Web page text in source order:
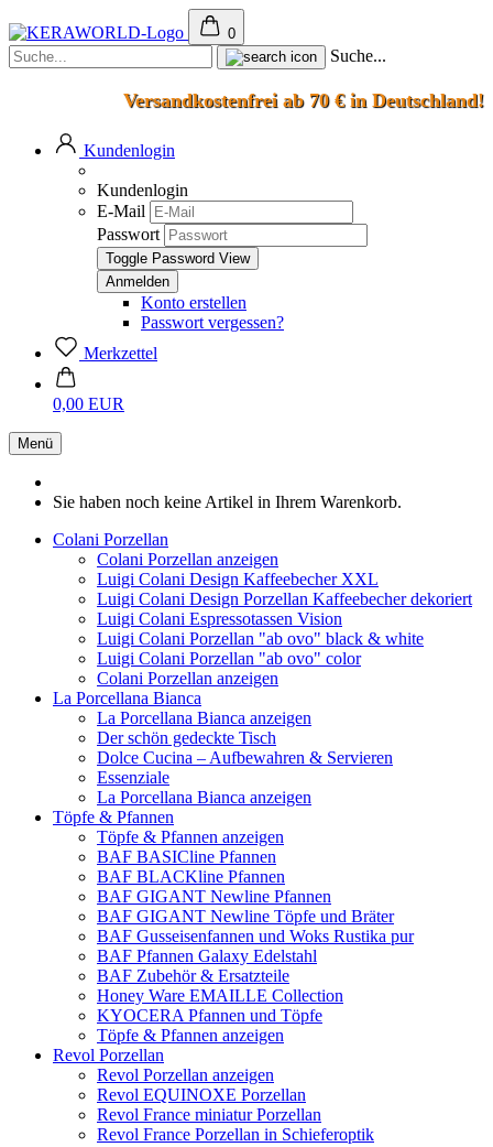
0
Suche...
Versandkostenfrei ab 70 € in Deutschland!
Kundenlogin
Kundenlogin
E-Mail
Passwort
Toggle Password View
Konto erstellen
Passwort vergessen?
Merkzettel
0,00 EUR
Menü
Sie haben noch keine Artikel in Ihrem Warenkorb.
Colani Porzellan
Colani Porzellan anzeigen
Luigi Colani Design Kaffeebecher XXL
Luigi Colani Design Porzellan Kaffeebecher dekoriert
Luigi Colani Espressotassen Vision
Luigi Colani Porzellan "ab ovo" black & white
Luigi Colani Porzellan "ab ovo" color
Colani Porzellan anzeigen
La Porcellana Bianca
La Porcellana Bianca anzeigen
Der schön gedeckte Tisch
Dolce Cucina – Aufbewahren & Servieren
Essenziale
La Porcellana Bianca anzeigen
Töpfe & Pfannen
Töpfe & Pfannen anzeigen
BAF BASICline Pfannen
BAF BLACKline Pfannen
BAF GIGANT Newline Pfannen
BAF GIGANT Newline Töpfe und Bräter
BAF Gusseisenfannen und Woks Rustika pur
BAF Pfannen Galaxy Edelstahl
BAF Zubehör & Ersatzteile
Honey Ware EMAILLE Collection
KYOCERA Pfannen und Töpfe
Töpfe & Pfannen anzeigen
Revol Porzellan
Revol Porzellan anzeigen
Revol EQUINOXE Porzellan
Revol France miniatur Porzellan
Revol France Porzellan in Schieferoptik